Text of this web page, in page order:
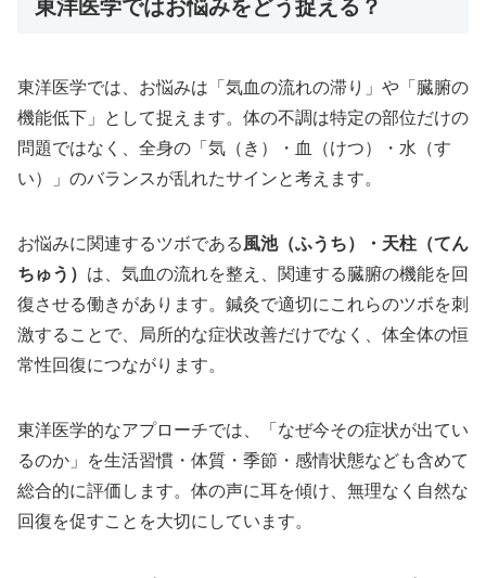
東洋医学ではお悩みをどう捉える？
東洋医学では、お悩みは「気血の流れの滞り」や「臓腑の
機能低下」として捉えます。体の不調は特定の部位だけの
問題ではなく、全身の「気（き）・血（けつ）・水（す
い）」のバランスが乱れたサインと考えます。
お悩みに関連するツボである風池（ふうち）・天柱（てん
ちゅう） は、気血の流れを整え、関連する臓腑の機能を回
復させる働きがあります。鍼灸で適切にこれらのツボを刺
激することで、局所的な症状改善だけでなく、体全体の恒
常性回復につながります。
東洋医学的なアプローチでは、「なぜ今その症状が出てい
るのか」を生活習慣・体質・季節・感情状態なども含めて
総合的に評価します。体の声に耳を傾け、無理なく自然な
回復を促すことを大切にしています。